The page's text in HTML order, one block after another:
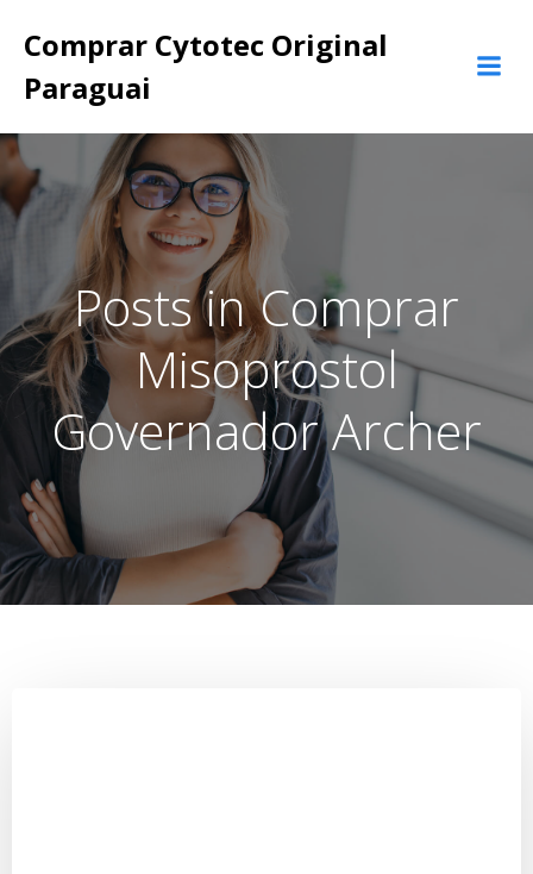
para
Comprar Cytotec Original
Paraguai
Posts in Comprar
Misoprostol
Governador Archer